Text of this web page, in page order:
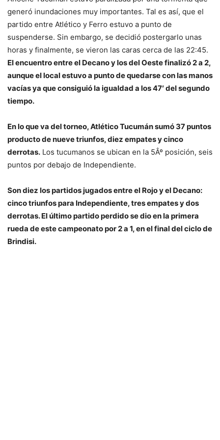
generó inundaciones muy importantes. Tal es así, que el
partido entre Atlético y Ferro estuvo a punto de
suspenderse. Sin embargo, se decidió postergarlo unas
horas y finalmente, se vieron las caras cerca de las 22:45.
El encuentro entre el Decano y los del Oeste finalizó 2 a 2,
aunque el local estuvo a punto de quedarse con las manos
vacías ya que consiguió la igualdad a los 47′ del segundo
tiempo.
En lo que va del torneo, Atlético Tucumán sumó 37 puntos
producto de nueve triunfos, diez empates y cinco
derrotas. Los tucumanos se ubican en la 5Âº posición, seis
puntos por debajo de Independiente.
Son diez los partidos jugados entre el Rojo y el Decano:
cinco triunfos para Independiente, tres empates y dos
derrotas. El último partido perdido se dio en la primera
rueda de este campeonato por 2 a 1, en el final del ciclo de
Brindisi.